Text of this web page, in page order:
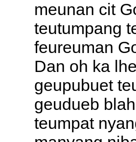
meunan cit
teutumpang
feureuman
Dan oh ka
geupubuet
geudueb
teumpat